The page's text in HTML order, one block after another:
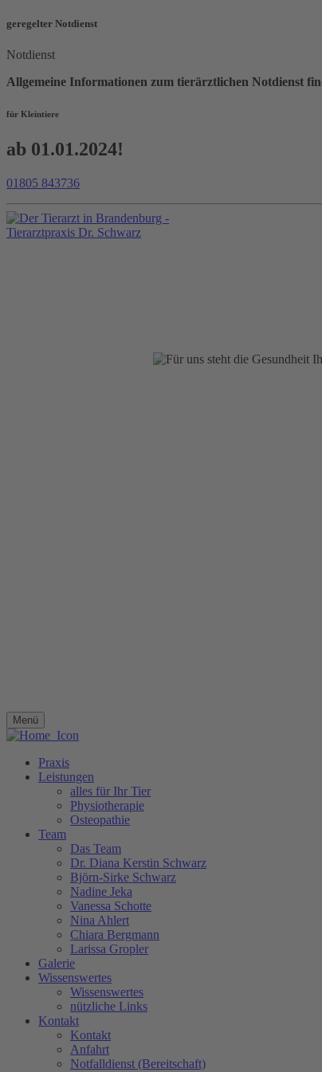
geregelter Notdienst
Notdienst
Allgemeine Informationen zum tierärztlichen Notdienst
für Kleintiere
ab 01.01.2024!
01805 843736
Menü
Praxis
Leistungen
alles für Ihr Tier
Physiotherapie
Osteopathie
Team
Das Team
Dr. Diana Kerstin Schwarz
Björn-Sirke Schwarz
Nadine Jeka
Vanessa Schotte
Nina Ahlert
Chiara Bergmann
Larissa Gropler
Galerie
Wissenswertes
Wissenswertes
nützliche Links
Kontakt
Kontakt
Anfahrt
Notfalldienst (Bereitschaft)